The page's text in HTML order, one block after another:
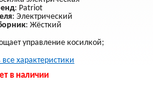
: Patriot
: Электрический
: Жёсткий
управление косилкой;
характеристики
в наличии